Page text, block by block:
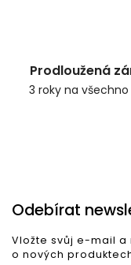
Prodloužená
3 roky na všechno
Odebírat
Vložte svůj e-mail
o nových